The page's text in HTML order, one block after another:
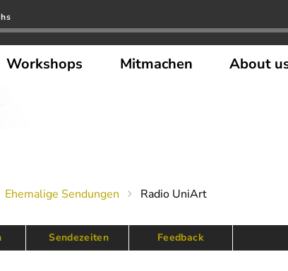
Workshops Mitmachen About
Ehemalige Sendungen Radio UniArt
Sendezeiten Feedback